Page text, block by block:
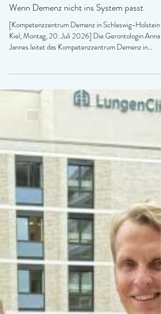
Wenn Demenz nicht ins System passt
[Kompetenzzentrum Demenz in Schleswig-Holstein -
Jannes leitet das Kompetenzzentrum Demenz in
Schleswig-Holstein. Sie bezieht in einem Interview
Stellung zur Studie (Bild: Kompetenzzentrum Demenz
in Schleswig-Holstein) Forschungsergebnisse
bekommen und ihnen leichter die Kündigung droht Für
die vom Kompetenzzentrum Demenz in Schles